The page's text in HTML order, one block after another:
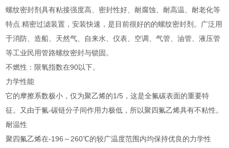
螺纹密封剂具有粘接强度高、密封性好、耐腐蚀、耐高温、耐老化等
特点.精密过滤装置，安装快速，是目前很好的的螺纹密封剂。广泛用
于消防、造船、天然气、自来水、仪表、空调、气管、油管、液压管
等工业民用管路螺纹密封与锁固。
不燃性：限氧指数在90以下。
力学性能
它的摩擦系数极小，仅为聚乙烯的1/5，这是全氟碳表面的重要特
征。又由于氟-碳链分子间作用力极低，所以聚四氟乙烯具有不粘性。
耐温性
聚四氟乙烯在-196～260℃的较广温度范围内均保持优良的力学性